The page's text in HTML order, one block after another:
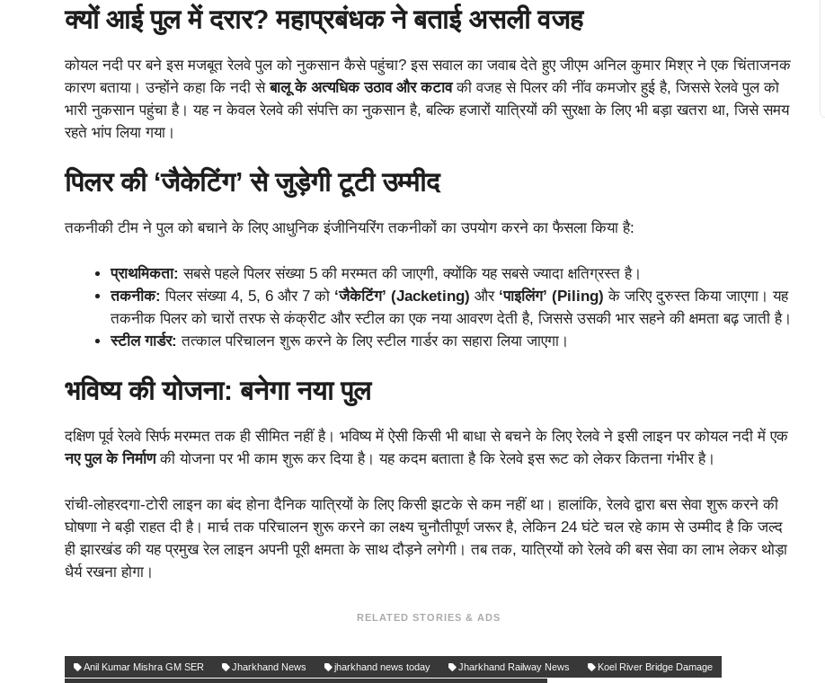
​क्यों आई पुल में दरार? महाप्रबंधक ने बताई असली वजह
​कोयल नदी पर बने इस मजबूत रेलवे पुल को नुकसान कैसे पहुंचा? इस सवाल का जवाब देते हुए जीएम अनिल कुमार मिश्र ने एक चिंताजनक
कारण बताया। उन्होंने कहा कि नदी सेबालू के अत्यधिक उठाव और कटावकी वजह से पिलर की नींव कमजोर हुई है, जिससे रेलवे पुल को
भारी नुकसान पहुंचा है। यह न केवल रेलवे की संपत्ति का नुकसान है, बल्कि हजारों यात्रियों की सुरक्षा के लिए भी बड़ा खतरा था, जिसे समय
रहते भांप लिया गया।
​पिलर की ‘जैकेटिंग’ से जुड़ेगी टूटी उम्मीद
​तकनीकी टीम ने पुल को बचाने के लिए आधुनिक इंजीनियरिंग तकनीकों का उपयोग करने का फैसला किया है:
प्राथमिकता: सबसे पहले पिलर संख्या 5 की मरम्मत की जाएगी, क्योंकि यह सबसे ज्यादा क्षतिग्रस्त है।
तकनीक: पिलर संख्या 4, 5, 6 और 7 को ‘जैकेटिंग’ (Jacketing) और ‘पाइलिंग’ (Piling) के जरिए दुरुस्त किया जाएगा। यह
तकनीक पिलर को चारों तरफ से कंक्रीट और स्टील का एक नया आवरण देती है, जिससे उसकी भार सहने की क्षमता बढ़ जाती है।
स्टील गार्डर: तत्काल परिचालन शुरू करने के लिए स्टील गार्डर का सहारा लिया जाएगा।
​भविष्य की योजना: बनेगा नया पुल
​दक्षिण पूर्व रेलवे सिर्फ मरम्मत तक ही सीमित नहीं है। भविष्य में ऐसी किसी भी बाधा से बचने के लिए रेलवे ने इसी लाइन पर कोयल नदी में एक
नए पुल के निर्माणकी योजना पर भी काम शुरू कर दिया है। यह कदम बताता है कि रेलवे इस रूट को लेकर कितना गंभीर है।
​रांची-लोहरदगा-टोरी लाइन का बंद होना दैनिक यात्रियों के लिए किसी झटके से कम नहीं था। हालांकि, रेलवे द्वारा बस सेवा शुरू करने की
घोषणा ने बड़ी राहत दी है। मार्च तक परिचालन शुरू करने का लक्ष्य चुनौतीपूर्ण जरूर है, लेकिन 24 घंटे चल रहे काम से उम्मीद है कि जल्द
ही झारखंड की यह प्रमुख रेल लाइन अपनी पूरी क्षमता के साथ दौड़ने लगेगी। तब तक, यात्रियों को रेलवे की बस सेवा का लाभ लेकर थोड़ा
धैर्य रखना होगा।
RELATED STORIES & ADS
Anil Kumar Mishra GM SER Jharkhand News jharkhand news today Jharkhand Railway News Koel River Bridge Damage